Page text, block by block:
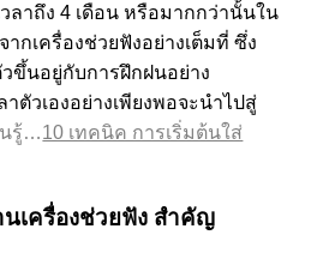
าถึง 4 เดือน หรือมากกว่านั้นใน
กเครื่องช่วยฟังอย่างเต็มที่ ซึ่ง
วขึ้นอยู่กับการฝึกฝนอย่าง
าตัวเองอย่างเพียงพอจะนำไปสู่
นรู้…10 เทคนิค การเริ่มต้นใส่
เครื่องช่วยฟัง สำคัญ